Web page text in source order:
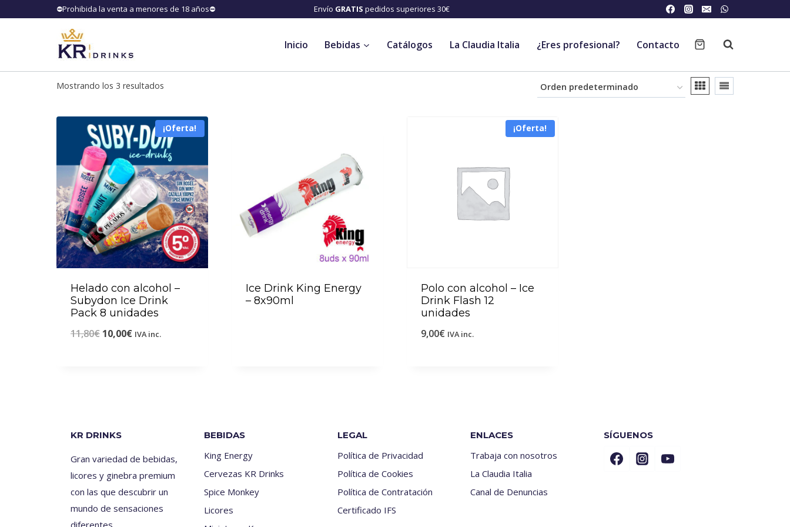
⛔️Prohibida la venta a menores de 18 años⛔️ Envío GRATIS pedidos superiores 30€
Inicio Bebidas Catálogos La Claudia Italia ¿Eres profesional? Contacto
Mostrando los 3 resultados
¡Oferta!
Helado con alcohol –
Subydon Ice Drink
Pack 8 unidades
11,80€ 10,00€ IVA inc.
Ice Drink King Energy
– 8x90ml
¡Oferta!
Polo con alcohol – Ice
Drink Flash 12
unidades
9,00€ IVA inc.
KR DRINKS
Gran variedad de bebidas,
licores y ginebra premium
con las que descubrir un
mundo de sensaciones
diferentes.
BEBIDAS
King Energy
Cervezas KR Drinks
Spice Monkey
Licores
LEGAL
Política de Privacidad
Política de Cookies
Política de Contratación
Certificado IFS
ENLACES
Trabaja con nosotros
La Claudia Italia
Canal de Denuncias
SÍGUENOS